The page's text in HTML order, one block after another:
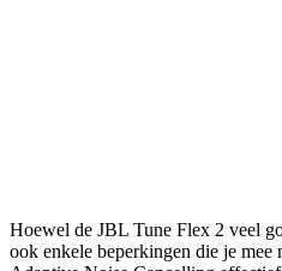
Hoewel de JBL Tune Flex 2 veel
ook enkele beperkingen die je mee